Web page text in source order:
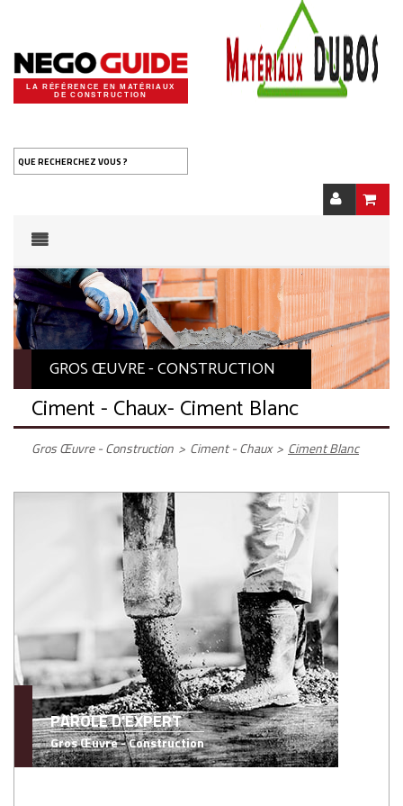
LA RÉFÉRENCE EN MATÉRIAUX
DE CONSTRUCTION
QUE RECHERCHEZ VOUS ?
GROS ŒUVRE - CONSTRUCTION
Ciment - Chaux- Ciment Blanc
Gros Œuvre - Construction > Ciment - Chaux > Ciment Blanc
PAROLE D'EXPERT
Gros Œuvre - Construction